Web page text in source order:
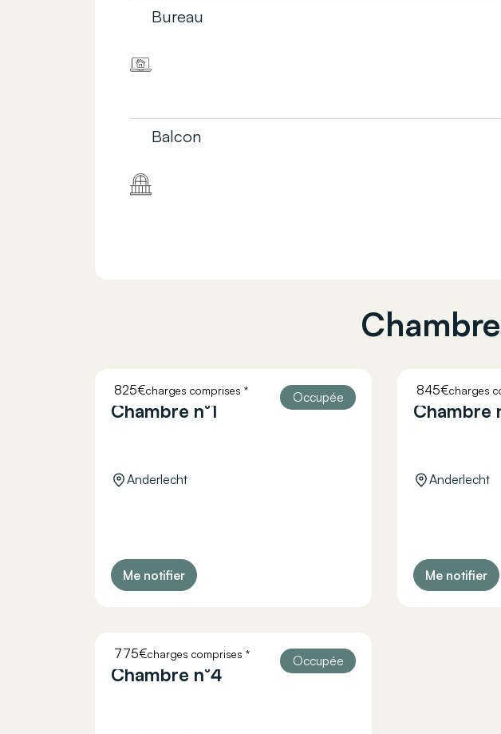
Bureau
Balcon
825€charges comprises *
HELLEBAUT 26
Chambre n°1
Occupée
Anderlecht
Me notifier
845€charges
HELLEBAUT 26
Chambre
Anderlecht
Me notifier
775€charges comprises *
HELLEBAUT 26
Chambre n°4
Occupée